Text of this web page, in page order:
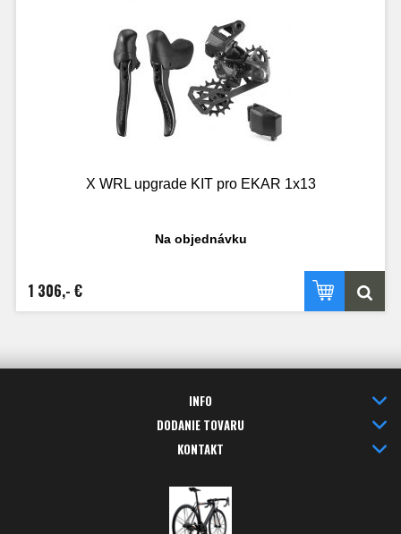
X WRL upgrade KIT pro EKAR 1x13
Na objednávku
1 306,- €
INFO
DODANIE TOVARU
KONTAKT